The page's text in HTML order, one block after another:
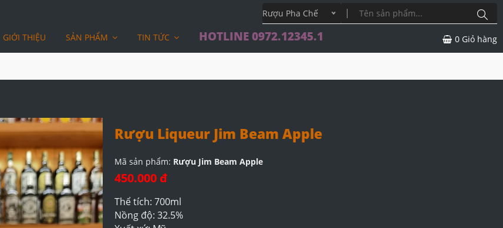
Rượu Pha Chế
GIỚI THIỆU SẢN PHẨM TIN TỨC HOTLINE 0972.12345.1 0 Giỏ hàng
Rượu Liqueur Jim Beam Apple
Mã sản phẩm: Rượu Jim Beam Apple
450.000 đ
Thể tích: 700ml
Nồng độ: 32.5%